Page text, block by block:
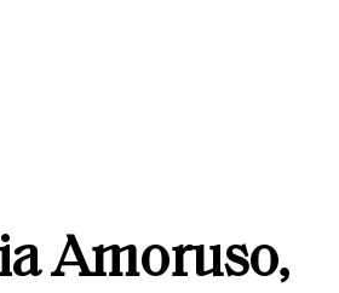
Amoruso,